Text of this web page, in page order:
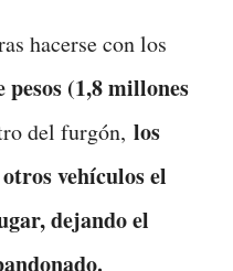
hacerse con los
pesos (1,8 millones
del furgón, los
vehículos el
dejando el